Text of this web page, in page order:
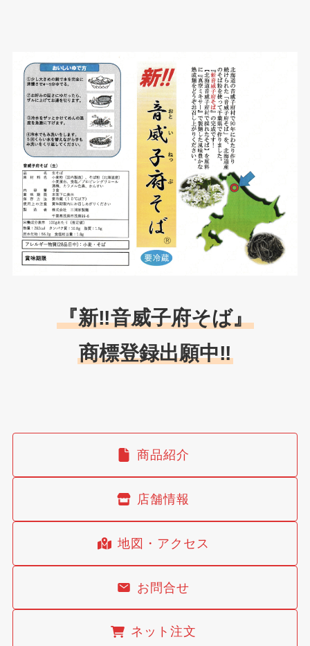
『新‼︎音威子府そば』
商標登録出願中‼️
商品紹介
店舗情報
地図・アクセス
お問合せ
ネット注文